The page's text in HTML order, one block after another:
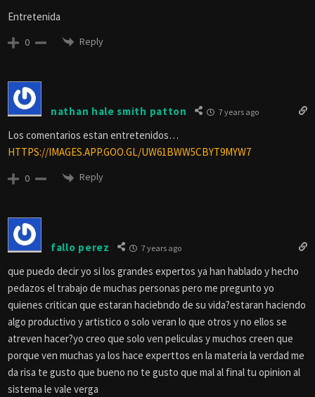
Entretenida
0 Reply
nathan hale smith patton 7 years ago
Los comentarios estan entretenidos…
HTTPS://IMAGES.APP.GOO.GL/UW61BWW5CBYT9MYW7
0 Reply
fallo perez 7 years ago
que puedo decir yo si los grandes expertos ya han hablado y hecho
pedazos el trabajo de muchas personas pero me pregunto yo
quienes critican que estaran haciebndo de su vida?estaran haciendo
algo productivo y artistico o solo veran lo que otros y no ellos se
atreven hacer?yo creo que solo ven peliculas y muchos creen que
porque ven muchas ya los hace experttos en la materia la verdad me
da risa te gusto que bueno no te gusto que mal al final tu opinion al
sistema le vale verga